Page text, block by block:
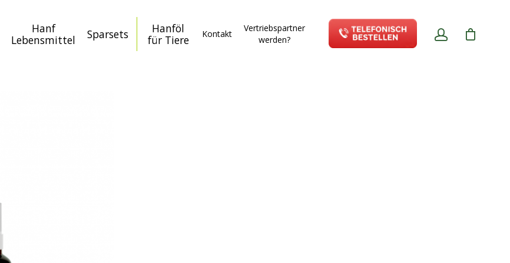
Hanf
Lebensmittel
Sparsets
Hanföl
für Tiere
Kontakt
Vertriebspartner
werden?